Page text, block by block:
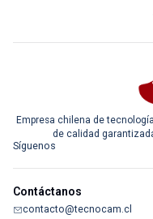
Empresa chilena de
de calidad
Síguenos
Contáctanos
contacto@tecnocam.cl